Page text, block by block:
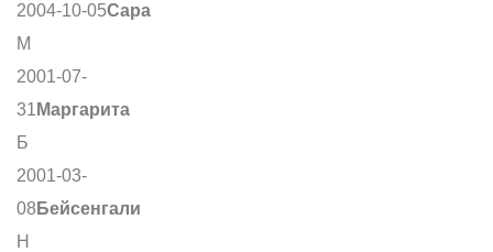
2004-10-05Сара
М
2001-07-
31 Маргарита
Б
2001-03-
08 Бейсенгали
Н